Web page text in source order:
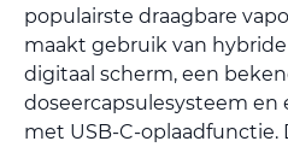
populairste draagbare
maakt gebruik van
digitaal scherm, een
doseercapsulesysteem
met USB-C-oplaadfunctie.